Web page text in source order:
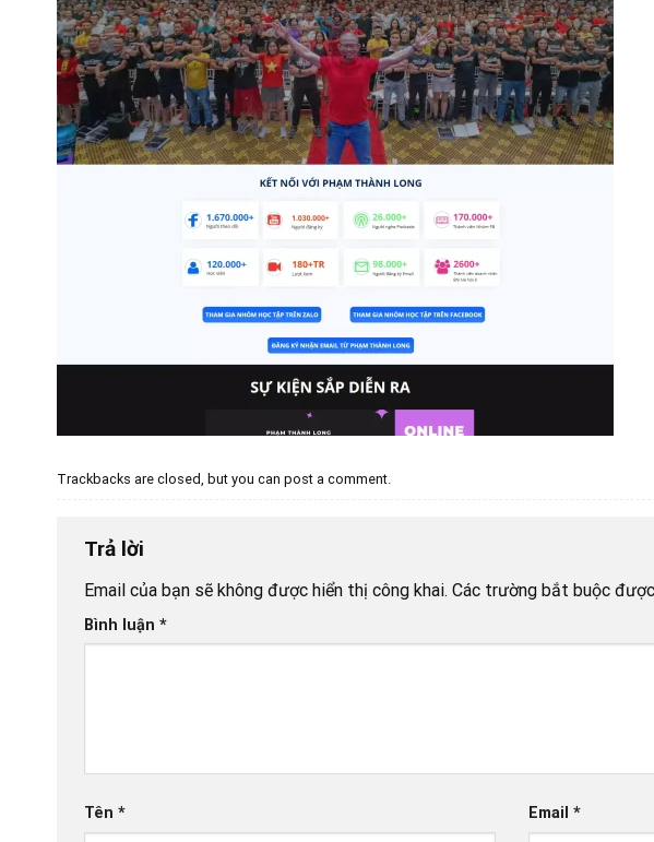
Trackbacks are closed, but you can post a comment.
Trả lời
Email của bạn sẽ không được hiển thị công khai. Các trường bắt buộc
Bình luận *
Tên * Email *